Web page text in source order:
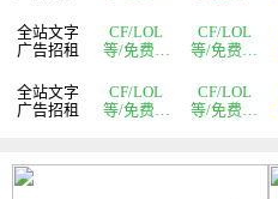
全站文字
广告招租
全站文字
广告招租
CF/LOL
等/免费辅
CF/LOL
等/免费辅
CF/LOL
等/免费辅
CF/LOL
等/免费辅